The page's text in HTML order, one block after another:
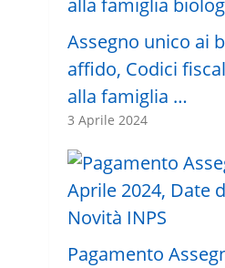
Assegno unico ai
affido, Codici
alla famiglia …
3 Aprile 2024
Pagamento